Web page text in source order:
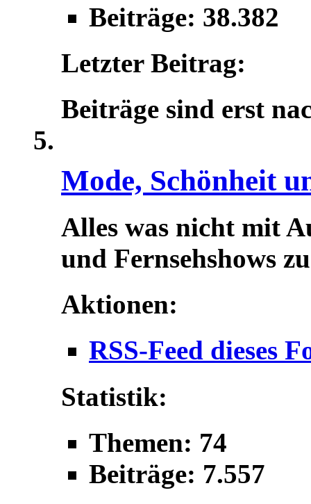
Beiträge: 38.382
Letzter Beitrag:
Beiträge sind erst
Mode, Schönheit
Alles was nicht mit
und Fernsehshows
Aktionen:
RSS-Feed dieses
Statistik:
Themen: 74
Beiträge: 7.557